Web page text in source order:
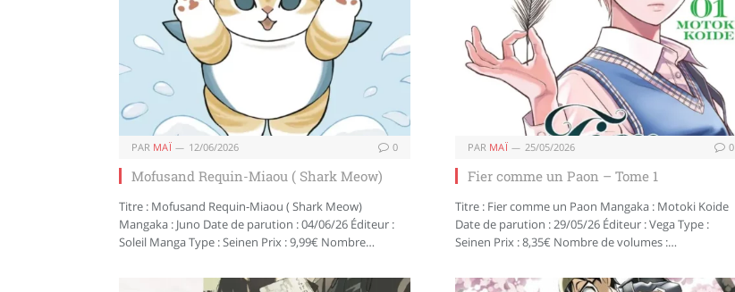
PAR MAÏ 12/06/2026 0
Mofusand Requin-Miaou ( Shark Meow)
Titre : Mofusand Requin-Miaou ( Shark Meow)
Mangaka : Juno Date de parution : 04/06/26 Éditeur :
Soleil Manga Type : Seinen Prix : 9,99€ Nombre…
PAR MAÏ 25/05/2026 0
Fier comme un Paon – Tome 1
Titre : Fier comme un Paon Mangaka : Motoki Koide
Date de parution : 29/05/26 Éditeur : Vega Type :
Seinen Prix : 8,35€ Nombre de volumes :…